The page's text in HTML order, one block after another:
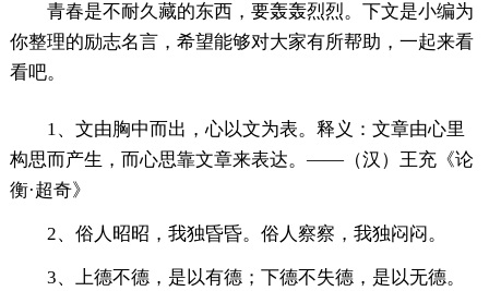
青春是不耐久藏的东西，要轰轰烈烈。下文是小编为
你整理的励志名言，希望能够对大家有所帮助，一起来看
看吧。
1、文由胸中而出，心以文为表。释义：文章由心里
构思而产生，而心思靠文章来表达。——（汉）王充《论
衡·超奇》
2、俗人昭昭，我独昏昏。俗人察察，我独闷闷。
3、上德不德，是以有德；下德不失德，是以无德。